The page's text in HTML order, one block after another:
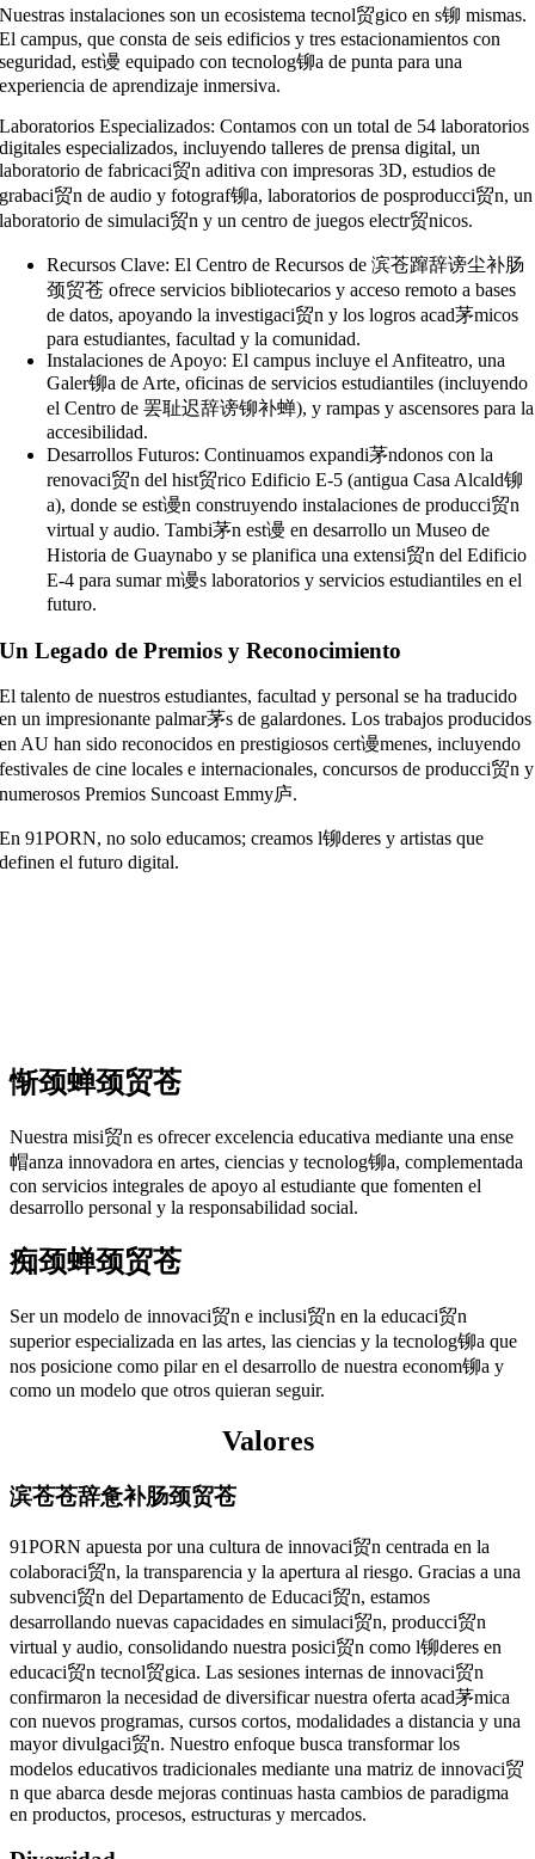
Nuestras instalaciones son un ecosistema tecnol贸gico en s铆 mismas.
El campus, que consta de seis edificios y tres estacionamientos con
seguridad, est谩 equipado con tecnolog铆a de punta para una
experiencia de aprendizaje inmersiva.
Laboratorios Especializados: Contamos con un total de 54 laboratorios
digitales especializados, incluyendo talleres de prensa digital, un
laboratorio de fabricaci贸n aditiva con impresoras 3D, estudios de
grabaci贸n de audio y fotograf铆a, laboratorios de posproducci贸n, un
laboratorio de simulaci贸n y un centro de juegos electr贸nicos.
Recursos Clave: El Centro de Recursos de 滨苍蹿辞谤尘补肠
颈贸苍 ofrece servicios bibliotecarios y acceso remoto a bases
de datos, apoyando la investigaci贸n y los logros acad茅micos
para estudiantes, facultad y la comunidad.
Instalaciones de Apoyo: El campus incluye el Anfiteatro, una
Galer铆a de Arte, oficinas de servicios estudiantiles (incluyendo
el Centro de 罢耻迟辞谤铆补蝉), y rampas y ascensores para la
accesibilidad.
Desarrollos Futuros: Continuamos expandi茅ndonos con la
renovaci贸n del hist贸rico Edificio E-5 (antigua Casa Alcald铆
a), donde se est谩n construyendo instalaciones de producci贸n
virtual y audio. Tambi茅n est谩 en desarrollo un Museo de
Historia de Guaynabo y se planifica una extensi贸n del Edificio
E-4 para sumar m谩s laboratorios y servicios estudiantiles en el
futuro.
Un Legado de Premios y Reconocimiento
El talento de nuestros estudiantes, facultad y personal se ha traducido
en un impresionante palmar茅s de galardones. Los trabajos producidos
en AU han sido reconocidos en prestigiosos cert谩menes, incluyendo
festivales de cine locales e internacionales, concursos de producci贸n y
numerosos Premios Suncoast Emmy庐.
En 91PORN, no solo educamos; creamos l铆deres y artistas que
definen el futuro digital.
惭颈蝉颈贸苍
Nuestra misi贸n es ofrecer excelencia educativa mediante una ense
帽anza innovadora en artes, ciencias y tecnolog铆a, complementada
con servicios integrales de apoyo al estudiante que fomenten el
desarrollo personal y la responsabilidad social.
痴颈蝉颈贸苍
Ser un modelo de innovaci贸n e inclusi贸n en la educaci贸n
superior especializada en las artes, las ciencias y la tecnolog铆a que
nos posicione como pilar en el desarrollo de nuestra econom铆a y
como un modelo que otros quieran seguir.
Valores
滨苍苍辞惫补肠颈贸苍
91PORN apuesta por una cultura de innovaci贸n centrada en la
colaboraci贸n, la transparencia y la apertura al riesgo. Gracias a una
subvenci贸n del Departamento de Educaci贸n, estamos
desarrollando nuevas capacidades en simulaci贸n, producci贸n
virtual y audio, consolidando nuestra posici贸n como l铆deres en
educaci贸n tecnol贸gica. Las sesiones internas de innovaci贸n
confirmaron la necesidad de diversificar nuestra oferta acad茅mica
con nuevos programas, cursos cortos, modalidades a distancia y una
mayor divulgaci贸n. Nuestro enfoque busca transformar los
modelos educativos tradicionales mediante una matriz de innovaci贸
n que abarca desde mejoras continuas hasta cambios de paradigma
en productos, procesos, estructuras y mercados.